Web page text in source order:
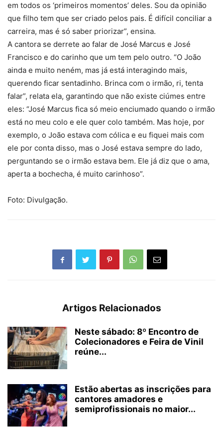
em todos os ‘primeiros momentos’ deles. Sou da opinião
que filho tem que ser criado pelos pais. É difícil conciliar a
carreira, mas é só saber priorizar”, ensina.
A cantora se derrete ao falar de José Marcus e José
Francisco e do carinho que um tem pelo outro. “O João
ainda e muito neném, mas já está interagindo mais,
querendo ficar sentadinho. Brinca com o irmão, ri, tenta
falar”, relata ela, garantindo que não existe ciúmes entre
eles: “José Marcus fica só meio enciumado quando o irmão
está no meu colo e ele quer colo também. Mas hoje, por
exemplo, o João estava com cólica e eu fiquei mais com
ele por conta disso, mas o José estava sempre do lado,
perguntando se o irmão estava bem. Ele já diz que o ama,
aperta a bochecha, é muito carinhoso”.
Foto: Divulgação.
Artigos Relacionados
Neste sábado: 8º Encontro de
Colecionadores e Feira de Vinil
reúne...
Estão abertas as inscrições para
cantores amadores e
semiprofissionais no maior...